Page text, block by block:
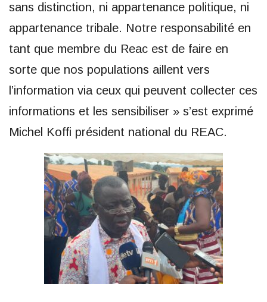
sans distinction, ni appartenance politique, ni
appartenance tribale. Notre responsabilité en
tant que membre du Reac est de faire en
sorte que nos populations aillent vers
l’information via ceux qui peuvent collecter ces
informations et les sensibiliser » s’est exprimé
Michel Koffi président national du REAC.